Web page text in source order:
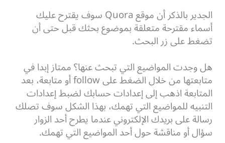
الجدير بالذكر أن موقع Quora سوف يقترح عليك
أسماء مقترحة متعلقة بموضوع بحثك قبل حتى أن
تضغط على زر البحث.
هل وجدت المواضيع التي تبحث عنها؟ ممتاز إبدا في
متابعتها من خلال الضغط على follow أو متابعة، بعد
المتابعة اذهب إلى إعدادات حسابك لضبط إعدادات
التنبيه للمواضيع التي تهمك، بهذا الشكل سوف تصلك
رسالة على بريدك الإلكتروني عندما يطرح أحد الزوار
سؤال أو مناقشة حول أحد المواضيع التي تهمك.